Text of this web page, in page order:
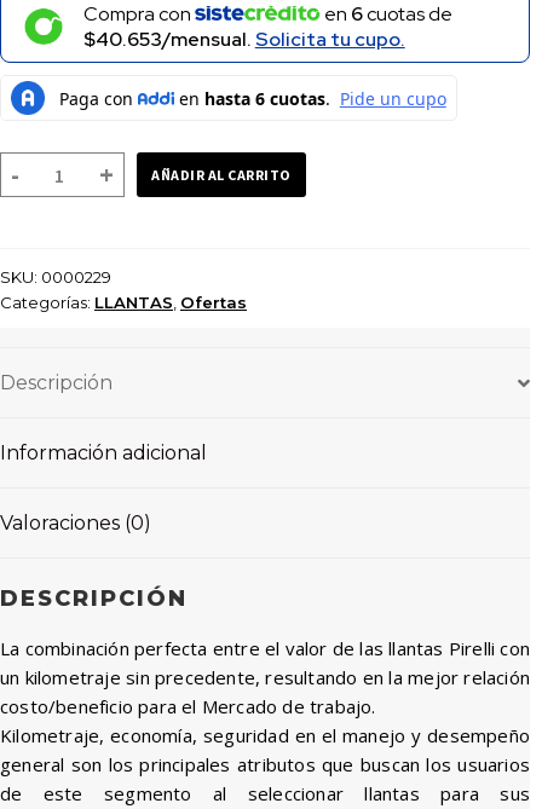
Compra con en 6cuotas de
$40.653/mensual.Solicita tu cupo.
-
LLANTA
PIRELLI
R
3.00
M/C
TUBETYPE
+ AÑADIR AL CARRITO
SKU: 0000229
Categorías: LLANTAS, Ofertas
Descripción
Información adicional
Valoraciones (0)
DESCRIPCIÓN
La combinación perfecta entre el valor de las llantas Pirelli con
un kilometraje sin precedente, resultando en la mejor relación
costo/beneficio para el Mercado de trabajo.
Kilometraje, economía, seguridad en el manejo y desempeño
general son los principales atributos que buscan los usuarios
de este segmento al seleccionar llantas para sus